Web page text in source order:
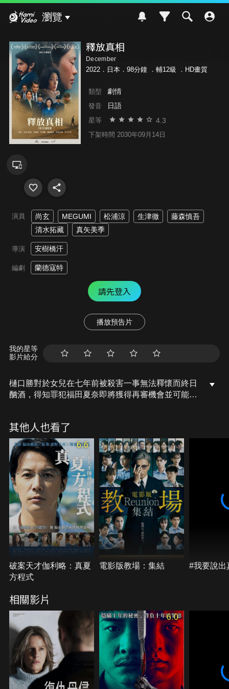
瀏覽
釋放真相
December
2022．日本．98分鐘 ． 輔12級 ．HD畫質
類型 劇情
發音 日語
星等 4.3
下架時間 2030年09月14日
演員 尚玄 MEGUMI 松浦涼 生津徹
藤森慎吾
清水拓藏
真矢美季
導演 安樹橋汗
編劇 蘭德寇特
請先登入
播放預告片
我的星等
影片給分
樋口勝對於女兒在七年前被殺害一事無法釋懷而終日
酗酒，得知罪犯福田夏奈即將獲得再審機會並可能無
審判重新揭開舊傷疤，迫使雙方面對令人不安的真
相。
其他人也看了
6.6
破案天才伽利略：真夏
方程式
電影版教場：集結 #我要說出
相關影片
6.0